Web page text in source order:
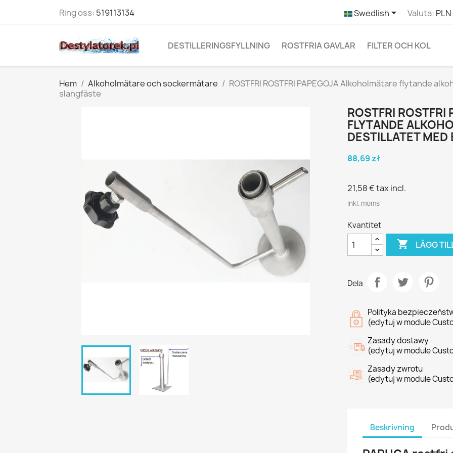
Ring oss: 519113134 Swedlish Valuta: PLN
DESTILLERINGSFYLLNING ROSTFRIA GAVLAR FILTER OCH KOL
Hem Alkoholmätare och sockermätare
ROSTFRI ROSTFRI PAPEGOJA Alkoholmätare flytande
slangfäste
ROSTFRI ROSTFRI
FLYTANDE
DESTILLATET MED
88,69 zł
21,58 €tax incl.
Inkl. moms
Kvantitet
 LÄGG
Dela
Polityka
(edytuj w module
Zasady dostawy
(edytuj w module
Zasady zwrotu
(edytuj w module
Beskrivning